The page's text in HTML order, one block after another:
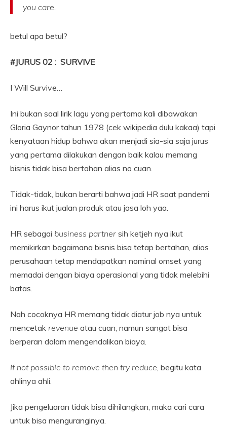
you care.
betul apa betul?
#JURUS 02 : SURVIVE
I Will Survive…
Ini bukan soal lirik lagu yang pertama kali dibawakan
Gloria Gaynor tahun 1978 (cek wikipedia dulu kakaa) tapi
kenyataan hidup bahwa akan menjadi sia-sia saja jurus
yang pertama dilakukan dengan baik kalau memang
bisnis tidak bisa bertahan alias no cuan.
Tidak-tidak, bukan berarti bahwa jadi HR saat pandemi
ini harus ikut jualan produk atau jasa loh yaa.
HR sebagai business partner sih ketjeh nya ikut
memikirkan bagaimana bisnis bisa tetap bertahan, alias
perusahaan tetap mendapatkan nominal omset yang
memadai dengan biaya operasional yang tidak melebihi
batas.
Nah cocoknya HR memang tidak diatur job nya untuk
mencetak revenue atau cuan, namun sangat bisa
berperan dalam mengendalikan biaya.
If not possible to remove then try reduce , begitu kata
ahlinya ahli.
Jika pengeluaran tidak bisa dihilangkan, maka cari cara
untuk bisa menguranginya.